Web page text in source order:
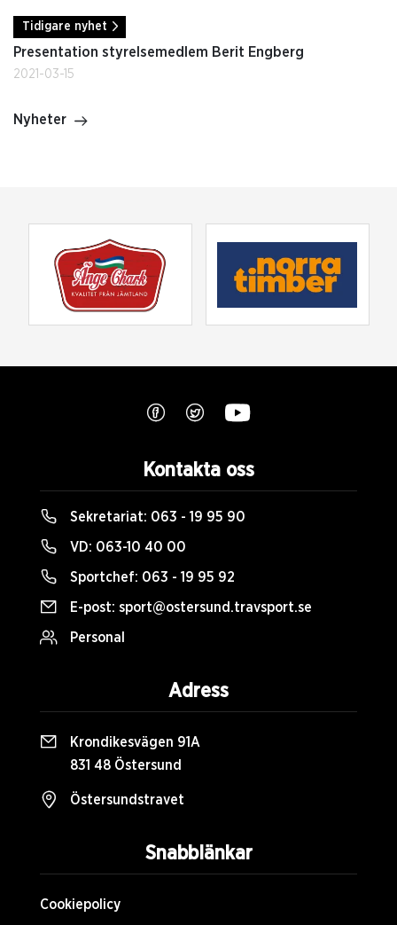
Tidigare nyhet
Presentation styrelsemedlem Berit Engberg
2021-03-15
Nyheter
Snabblänkar
Cookiepolicy
Kontakta oss
Sekretariat: 063 - 19 95 90
VD: 063-10 40 00
Sportchef: 063 - 19 95 92
E-post: sport@ostersund.travsport.se
Personal
Adress
Krondikesvägen 91A
831 48 Östersund
Östersundstravet